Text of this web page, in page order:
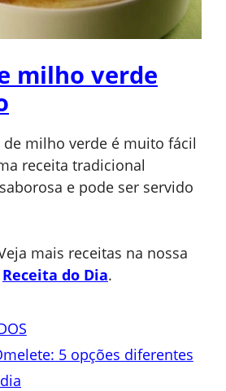
milho verde
de milho verde é muito fácil
receita tradicional
e pode ser servido
mais receitas na nossa
Receita do Dia.
5 opções diferentes